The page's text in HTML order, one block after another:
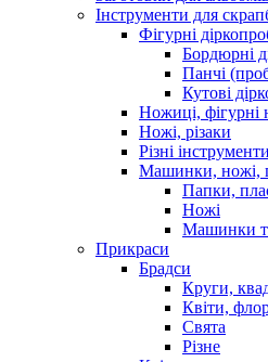
Інструменти для
Фігурні
Бордюрні
Панчі
Кутові
Ножиці, фігурні
Ножі, різаки
Різні інструменти
Машинки, ножі,
Папки,
Ножі
Машинки
Прикраси
Брадси
Круги,
Квіти,
Свята
Різне